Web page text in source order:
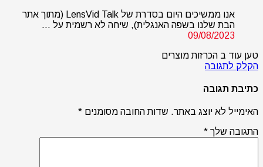
אנו ממשיכים היום בסדרת של LensVid Talk (מתוך אתר
הבת שלנו בשפה האנגלית), שיחה לא רשמית על …
09/08/2023
טען עוד ב הכרזות מוצרים
הקלק לתגובה
כתיבת תגובה
האימייל לא יוצג באתר. שדות החובה מסומנים *
התגובה שלך *